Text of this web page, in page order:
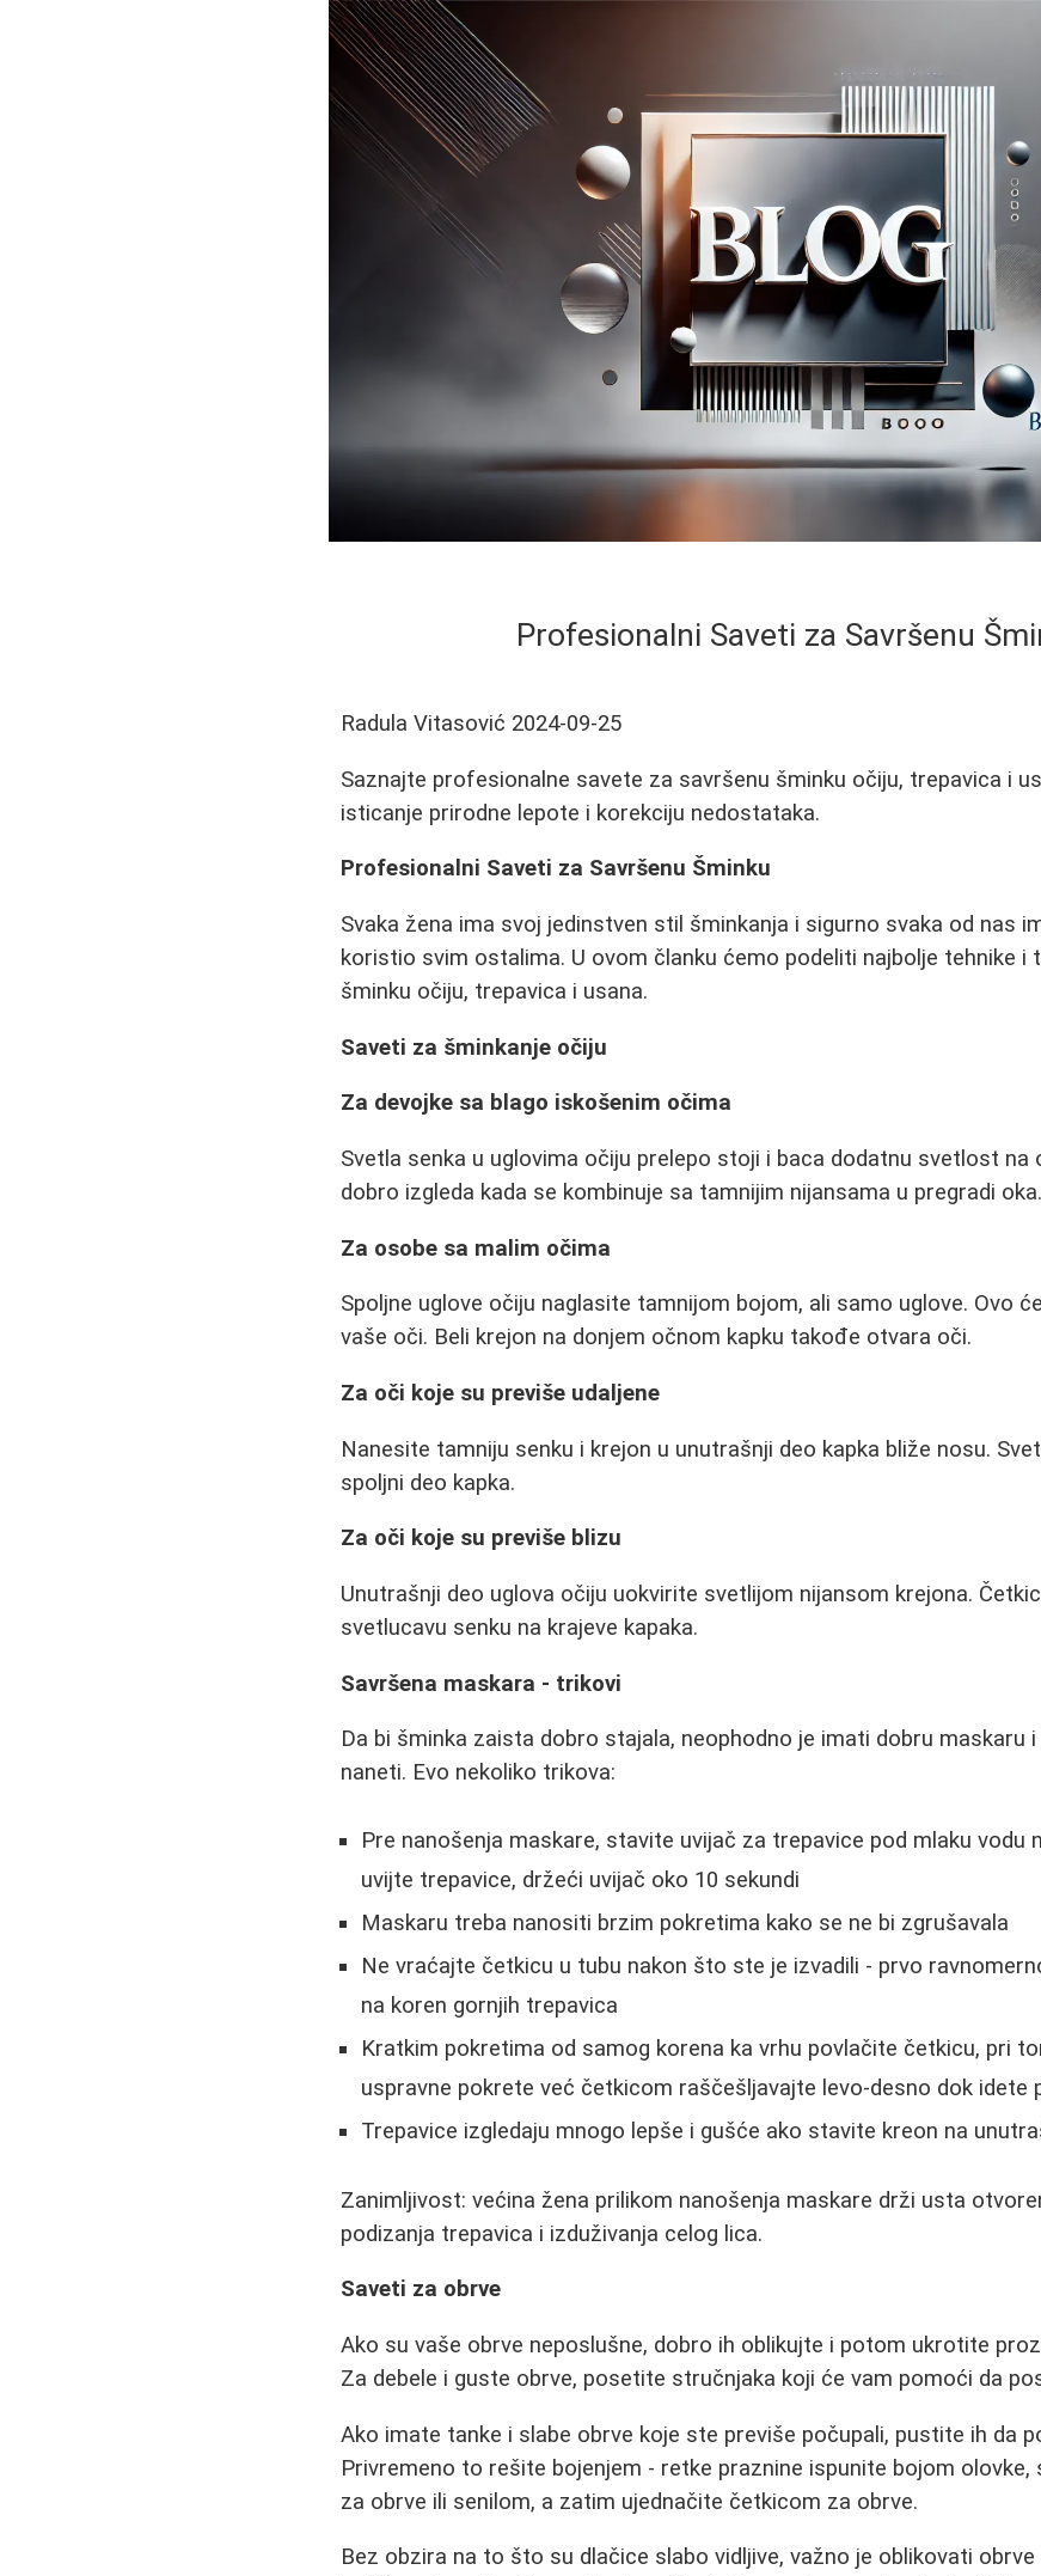
Profesionalni Saveti za Savršenu
Radula Vitasović 2024-09-25
Saznajte profesionalne savete za savršenu šminku očiju, trepavica i
isticanje prirodne lepote i korekciju nedostataka.
Profesionalni Saveti za Savršenu Šminku
Svaka žena ima svoj jedinstven stil šminkanja i sigurno svaka od nas
koristio svim ostalima. U ovom članku ćemo podeliti najbolje tehnike i
šminku očiju, trepavica i usana.
Saveti za šminkanje očiju
Za devojke sa blago iskošenim očima
Svetla senka u uglovima očiju prelepo stoji i baca dodatnu svetlost na
dobro izgleda kada se kombinuje sa tamnijim nijansama u pregradi oka.
Za osobe sa malim očima
Spoljne uglove očiju naglasite tamnijom bojom, ali samo uglove. Ovo
vaše oči. Beli krejon na donjem očnom kapku takođe otvara oči.
Za oči koje su previše udaljene
Nanesite tamniju senku i krejon u unutrašnji deo kapka bliže nosu.
spoljni deo kapka.
Za oči koje su previše blizu
Unutrašnji deo uglova očiju uokvirite svetlijom nijansom krejona.
svetlucavu senku na krajeve kapaka.
Savršena maskara - trikovi
Da bi šminka zaista dobro stajala, neophodno je imati dobru maskaru
naneti. Evo nekoliko trikova:
Pre nanošenja maskare, stavite uvijač za trepavice pod mlaku vodu
uvijte trepavice, držeći uvijač oko 10 sekundi
Maskaru treba nanositi brzim pokretima kako se ne bi zgrušavala
Ne vraćajte četkicu u tubu nakon što ste je izvadili - prvo
na koren gornjih trepavica
Kratkim pokretima od samog korena ka vrhu povlačite četkicu, pri
uspravne pokrete već četkicom raščešljavajte levo-desno dok idete
Trepavice izgledaju mnogo lepše i gušće ako stavite kreon na
Zanimljivost: većina žena prilikom nanošenja maskare drži usta
podizanja trepavica i izduživanja celog lica.
Saveti za obrve
Ako su vaše obrve neposlušne, dobro ih oblikujte i potom ukrotite
Za debele i guste obrve, posetite stručnjaka koji će vam pomoći da
Ako imate tanke i slabe obrve koje ste previše počupali, pustite ih da
Privremeno to rešite bojenjem - retke praznine ispunite bojom olovke,
za obrve ili senilom, a zatim ujednačite četkicom za obrve.
Bez obzira na to što su dlačice slabo vidljive, važno je oblikovati